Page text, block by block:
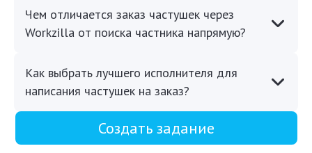
Чем отличается заказ частушек через
Workzilla от поиска частника напрямую?
Как выбрать лучшего исполнителя для
написания частушек на заказ?
Создать задание